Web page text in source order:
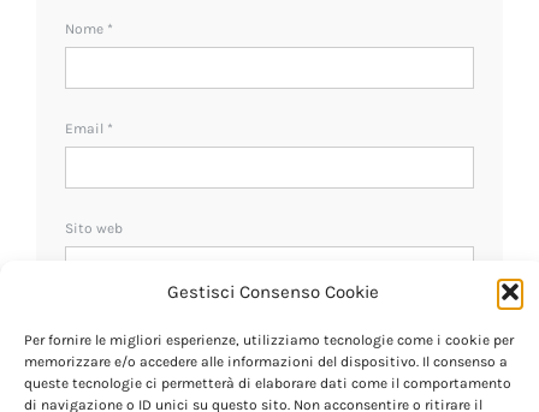
Gestisci Consenso Cookie
Per fornire le migliori esperienze, utilizziamo tecnologie come i cookie per
memorizzare e/o accedere alle informazioni del dispositivo. Il consenso a
queste tecnologie ci permetterà di elaborare dati come il comportamento
di navigazione o ID unici su questo sito. Non acconsentire o ritirare il
Nome *
Email *
Sito web